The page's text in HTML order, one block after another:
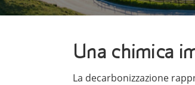
Una chimica
La decarbonizzazione